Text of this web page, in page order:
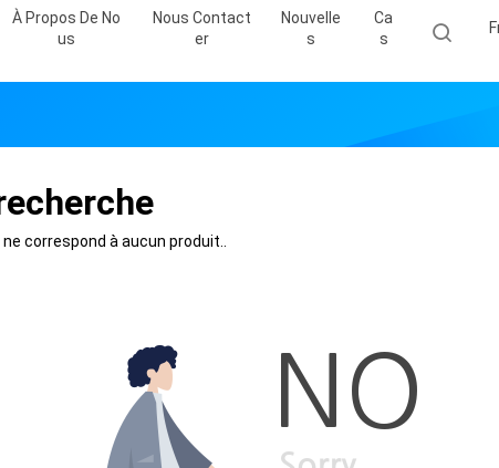
À Propos De No
Us
Nous Contact
Er
Nouvelle
S
Ca
S
ne correspond à aucun produit..